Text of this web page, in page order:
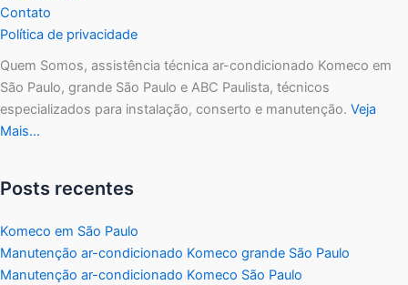
Contato
Política de privacidade
Quem Somos, assistência técnica ar-condicionado Komeco em
São Paulo, grande São Paulo e ABC Paulista, técnicos
especializados para instalação, conserto e manutenção. Veja
Mais…
Posts recentes
Komeco em São Paulo
Manutenção ar-condicionado Komeco grande São Paulo
Manutenção ar-condicionado Komeco São Paulo